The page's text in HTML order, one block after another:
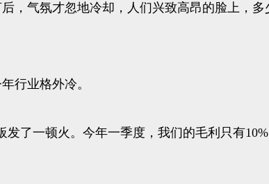
，气氛才忽地冷却，人们兴致高昂的脸上，
行业格外冷。
发了一顿火。今年一季度，我们的毛利只有